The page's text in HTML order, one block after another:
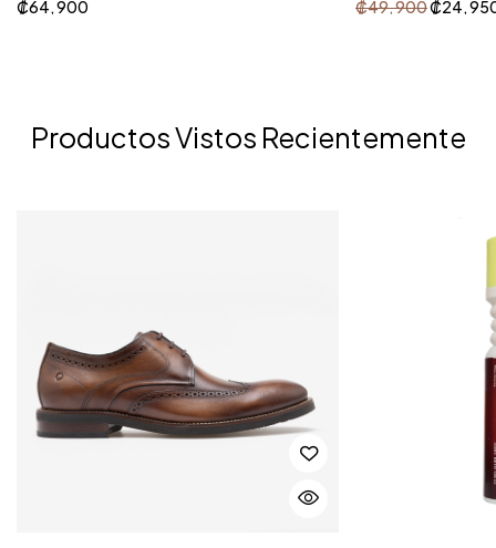
₡64, 900
₡49, 900₡24,
Productos Vistos Recientemente